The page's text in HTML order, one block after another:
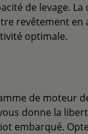
de levage.
revêtement
optimale.
de
donne la
embarqué.